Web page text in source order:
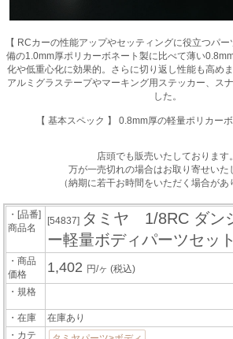
【 RCカーの性能アップやセッティングに役立つパ
備の1.0mm厚ポリカーボネート製に比べて薄い
化や低重心化に効果的。さらに切り返し性能も高め
アルミグラステープやマーキング用ステッカー、ス
した。
【 基本スペック 】 0.8mm厚の軽量ポリカー
店頭でも販売いたしております。
万が一売切れの場合はお取り寄せいた
（納期に若干お時間をいただく場合があ
・[品番]
商品名
[54837] タミヤ 1/8RC ダン
ー軽量ボディパーツセット
・商品
価格
1,402 円/ヶ(税込)
・規格
・在庫
在庫あり
・カテ